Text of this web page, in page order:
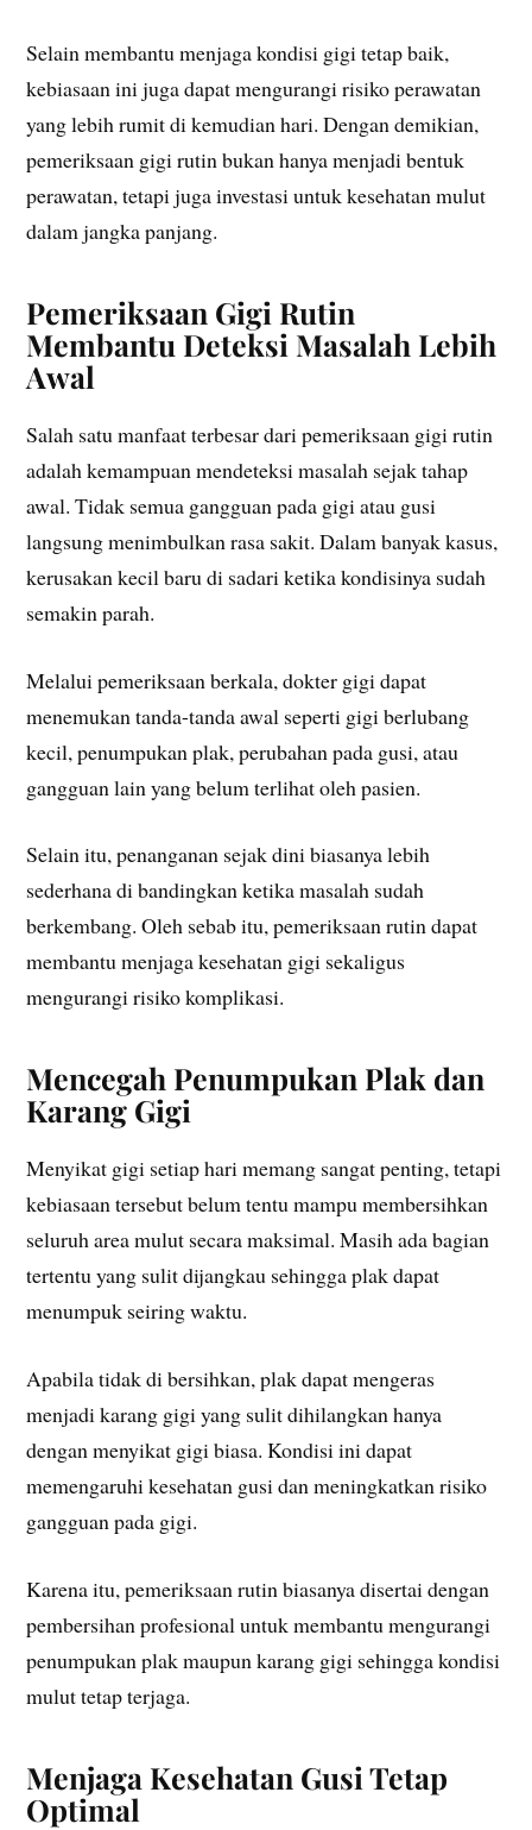
Selain membantu menjaga kondisi gigi tetap baik,
kebiasaan ini juga dapat mengurangi risiko perawatan
yang lebih rumit di kemudian hari. Dengan demikian,
pemeriksaan gigi rutin bukan hanya menjadi bentuk
perawatan, tetapi juga investasi untuk kesehatan mulut
dalam jangka panjang.
Pemeriksaan Gigi Rutin
Membantu Deteksi Masalah Lebih
Awal
Salah satu manfaat terbesar dari pemeriksaan gigi rutin
adalah kemampuan mendeteksi masalah sejak tahap
awal. Tidak semua gangguan pada gigi atau gusi
langsung menimbulkan rasa sakit. Dalam banyak kasus,
kerusakan kecil baru di sadari ketika kondisinya sudah
semakin parah.
Melalui pemeriksaan berkala, dokter gigi dapat
menemukan tanda-tanda awal seperti gigi berlubang
kecil, penumpukan plak, perubahan pada gusi, atau
gangguan lain yang belum terlihat oleh pasien.
Selain itu, penanganan sejak dini biasanya lebih
sederhana di bandingkan ketika masalah sudah
berkembang. Oleh sebab itu, pemeriksaan rutin dapat
membantu menjaga kesehatan gigi sekaligus
mengurangi risiko komplikasi.
Mencegah Penumpukan Plak dan
Karang Gigi
Menyikat gigi setiap hari memang sangat penting, tetapi
kebiasaan tersebut belum tentu mampu membersihkan
seluruh area mulut secara maksimal. Masih ada bagian
tertentu yang sulit dijangkau sehingga plak dapat
menumpuk seiring waktu.
Apabila tidak di bersihkan, plak dapat mengeras
menjadi karang gigi yang sulit dihilangkan hanya
dengan menyikat gigi biasa. Kondisi ini dapat
memengaruhi kesehatan gusi dan meningkatkan risiko
gangguan pada gigi.
Karena itu, pemeriksaan rutin biasanya disertai dengan
pembersihan profesional untuk membantu mengurangi
penumpukan plak maupun karang gigi sehingga kondisi
mulut tetap terjaga.
Menjaga Kesehatan Gusi Tetap
Optimal